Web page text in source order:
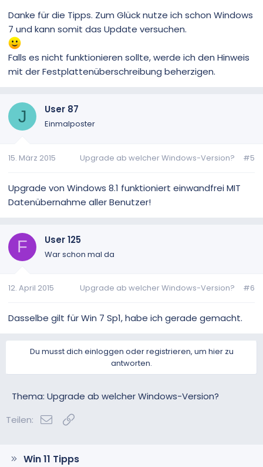
Danke für die Tipps. Zum Glück nutze ich schon Windows
7 und kann somit das Update versuchen.
Falls es nicht funktionieren sollte, werde ich den Hinweis
mit der Festplattenüberschreibung beherzigen.
J User 87
Einmalposter
15. März 2015 Upgrade ab welcher Windows-Version? #5
Upgrade von Windows 8.1 funktioniert einwandfrei MIT
Datenübernahme aller Benutzer!
F User 125
War schon mal da
12. April 2015 Upgrade ab welcher Windows-Version? #6
Dasselbe gilt für Win 7 Sp1, habe ich gerade gemacht.
Du musst dich einloggen oder registrieren, um hier zu
antworten.
Thema: Upgrade ab welcher Windows-Version?
Teilen:
E-Mail
Win 11 Tipps